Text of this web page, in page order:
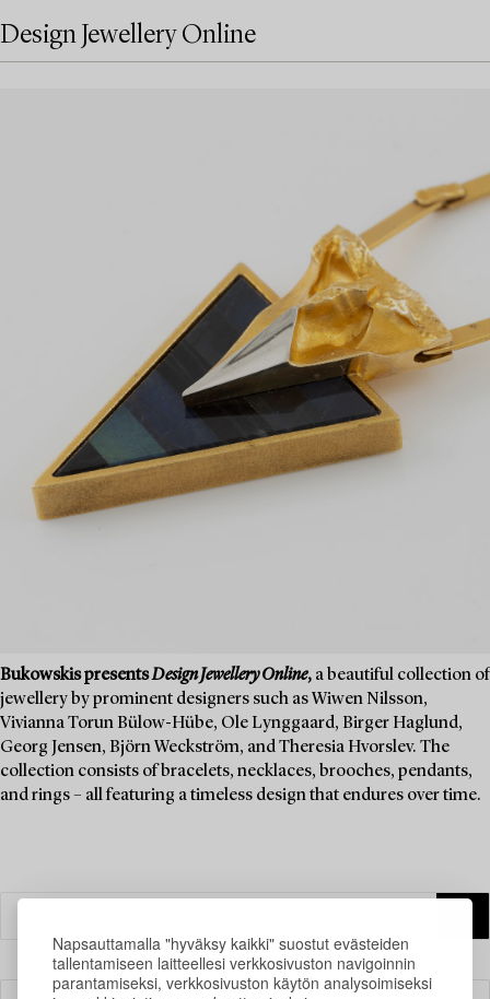
Napsauttamalla "hyväksy kaikki" suostut evästeiden
tallentamiseen laitteellesi verkkosivuston navigoinnin
parantamiseksi, verkkosivuston käytön analysoimiseksi
Design Jewellery Online
Bukowskis presentsDesign Jewellery Online, a beautiful collection of
jewellery by prominent designers such as Wiwen Nilsson,
Vivianna Torun Bülow-Hübe, Ole Lynggaard, Birger Haglund,
Georg Jensen, Björn Weckström, and Theresia Hvorslev. The
collection consists of bracelets, necklaces, brooches, pendants,
and rings – all featuring a timeless design that endures over time.